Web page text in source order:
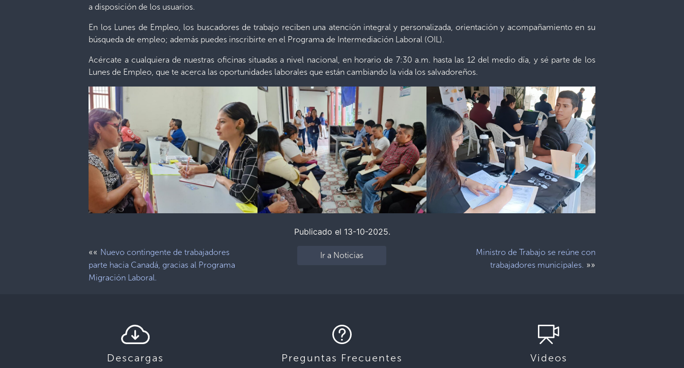
a disposición de los usuarios.
En los Lunes de Empleo, los buscadores de trabajo reciben una atención integral y personalizada, orientación y acompañamiento en su
búsqueda de empleo; además puedes inscribirte en el Programa de Intermediación Laboral (OIL).
Acércate a cualquiera de nuestras oficinas situadas a nivel nacional, en horario de 7:30 a.m. hasta las 12 del medio día, y sé parte de los
Lunes de Empleo, que te acerca las oportunidades laborales que están cambiando la vida los salvadoreños.
Publicado el 13-10-2025.
«« Nuevo contingente de trabajadores
parte hacia Canadá, gracias al Programa
Migración Laboral.
Ir a Noticias
Ministro de Trabajo se reúne con
trabajadores municipales. »»
Descargas Preguntas Frecuentes Videos